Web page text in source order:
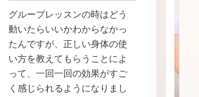
グループレッスンの時はどう
動いたらいいかわからなかっ
たんですが、正しい身体の使
い方を教えてもらうことによ
って、一回一回の効果がすご
く感じられるようになりまし